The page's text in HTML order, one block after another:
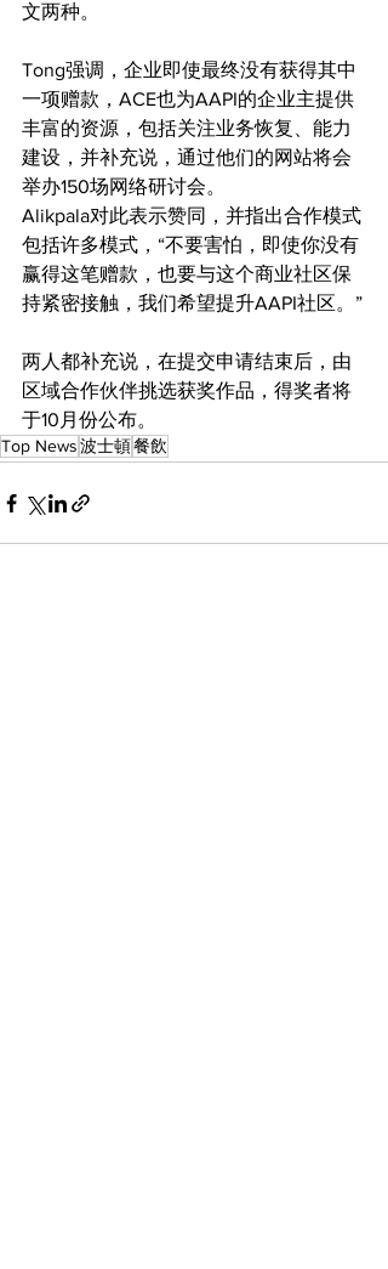
文两种。
Tong强调，企业即使最终没有获得其中
一项赠款，ACE也为AAPI的企业主提供
丰富的资源，包括关注业务恢复、能力
建设，并补充说，通过他们的网站将会
举办150场网络研讨会。
Alikpala对此表示赞同，并指出合作模式
包括许多模式，“不要害怕，即使你没有
赢得这笔赠款，也要与这个商业社区保
持紧密接触，我们希望提升AAPI社区。”
两人都补充说，在提交申请结束后，由
区域合作伙伴挑选获奖作品，得奖者将
于10月份公布。
Top News波士頓餐飲